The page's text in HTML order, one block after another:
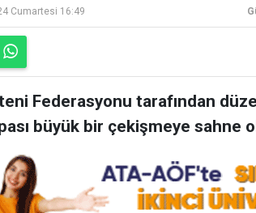
Cumartesi 16:49
Federasyonu tarafından
büyük bir çekişmeye sahne